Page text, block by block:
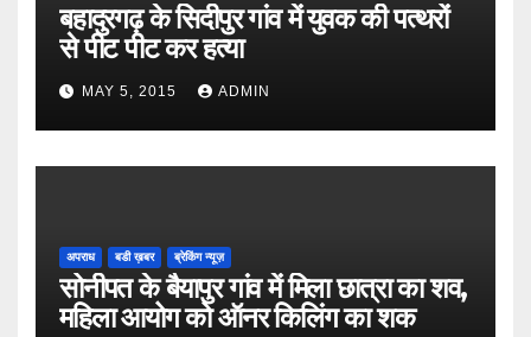
बहादुरगढ़ के सिदीपुर गांव में युवक की पत्थरों
से पीट पीट कर हत्या
MAY 5, 2015 ADMIN
अपराध बडी ख़बर ब्रेकिंग न्यूज़
सोनीपत के बैयापुर गांव में मिला छात्रा का शव,
महिला आयोग को ऑनर किलिंग का शक